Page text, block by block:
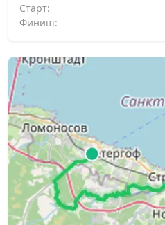
Старт:
Финиш: